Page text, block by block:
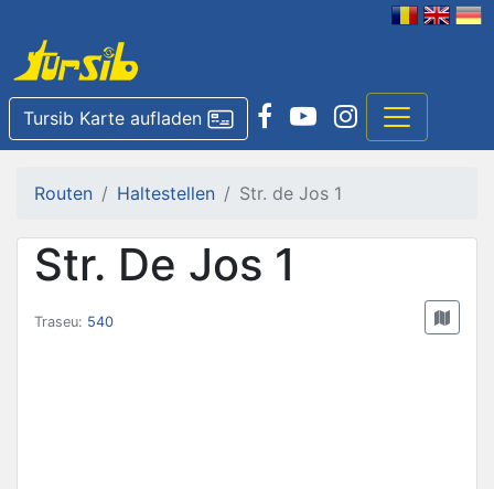
Tursib Karte aufladen
Routen Haltestellen Str. de Jos 1
Str. De Jos 1
Traseu: 540